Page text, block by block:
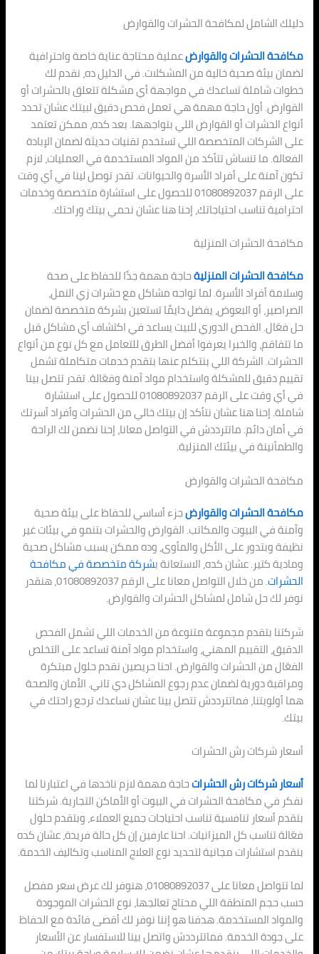
دليلك الشامل لمكافحة الحشرات والقوارض
مكافحة الحشرات والقوارضعملية محتاجة عناية خاصة واحترافية
لضمان بيئة صحية خالية من المشكلات. في الدليل ده، نقدم لك
خطوات شاملة تساعدك في مواجهة أي مشكلة تتعلق بالحشرات أو
القوارض. أول حاجة مهمة هي تعمل فحص دقيق لبيتك عشان تحدد
أنواع الحشرات أو القوارض اللي بتواجهها. بعد كده، ممكن تعتمد
على الشركات المتخصصة اللي تستخدم تقنيات حديثة لضمان الإبادة
الفعالة. ما تنساش تتأكد من المواد المستخدمة في العمليات، لازم
تكون آمنة على أفراد الأسرة والحيوانات. تقدر توصل لينا في أي وقت
على الرقم 01080892037 للحصول على استشارة متخصصة وخدمات
احترافية تناسب احتياجاتك، إحنا هنا عشان نحمي بيتك وراحتك.
مكافحة الحشرات المنزلية
مكافحة الحشرات المنزليةحاجة مهمة جدًا للحفاظ على صحة
وسلامة أفراد الأسرة. لما تواجه مشاكل مع حشرات زي النمل،
الصراصير، أو البعوض، يفضل دايمًا تستعين بشركة متخصصة لضمان
حل فعّال. الفحص الدوري للبيت يساعد في اكتشاف أي مشاكل قبل
ما تتفاقم، والخبرا يعرفوا أفضل الطرق للتعامل مع كل نوع من أنواع
الحشرات. الشركة اللي بنتكلم عنها بتقدم خدمات متكاملة تشمل
تقييم دقيق للمشكلة واستخدام مواد آمنة وفعّالة. تقدر تتصل بينا
في أي وقت على الرقم 01080892037 للحصول على استشارة
شاملة. إحنا هنا عشان نتأكد إن بيتك خالي من الحشرات وأفراد أسرتك
في أمان دائم. ماتترددش في التواصل معانا، إحنا نضمن لك الراحة
والطمأنينة في بيئتك المنزلية.
مكافحة الحشرات والقوارض
مكافحة الحشرات والقوارضجزء أساسي للحفاظ على بيئة صحية
وآمنة في البيوت والمكاتب. القوارض والحشرات بتنمو في بيئات غير
نظيفة وبتدور على الأكل والمأوى، وده ممكن يسبب مشاكل صحية
ومادية كتير. عشان كده، الاستعانة بشركة متخصصة في مكافحة
الحشرات
. من خلال التواصل معانا على الرقم 01080892037، هنقدر
نوفر لك حل شامل لمشاكل الحشرات والقوارض.
شركتنا بتقدم مجموعة متنوعة من الخدمات اللي تشمل الفحص
الدقيق، التقييم المهني، واستخدام مواد آمنة تساعد على التخلص
الفعّال من الحشرات والقوارض. احنا حريصين نقدم حلول مبتكرة
ومراقبة دورية لضمان عدم رجوع المشاكل دي تاني. الأمان والصحة
هما أولويتنا، فماتترددش تتصل بينا عشان نساعدك ترجع راحتك في
بيتك.
أسعار شركات رش الحشرات
أسعار شركات رش الحشراتحاجة مهمة لازم ناخدها في اعتبارنا لما
نفكر في مكافحة الحشرات في البيوت أو الأماكن التجارية. شركتنا
بتقدم أسعار تنافسية تناسب احتياجات جميع العملاء، وبتقدم حلول
فعّالة تناسب كل الميزانيات. احنا عارفين إن كل حالة فريدة، عشان كده
بنقدم استشارات مجانية لتحديد نوع العلاج المناسب وتكاليف الخدمة.
لما تتواصل معانا على 01080892037، هنوفر لك عرض سعر مفصل
حسب حجم المنطقة اللي محتاج تعالجها، نوع الحشرات الموجودة
والمواد المستخدمة. هدفنا هو إننا نوفر لك أقصى فائدة مع الحفاظ
على جودة الخدمة. فماتترددش واتصل بينا للاستفسار عن الأسعار